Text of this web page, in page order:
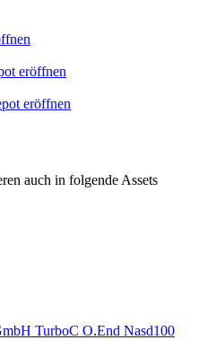
eröffnen
eröffnen
auch in folgende Assets
TurboC O.End Nasd100